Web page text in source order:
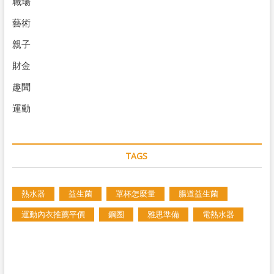
藝術
親子
財金
趣聞
運動
TAGS
熱水器 益生菌 罩杯怎麼量 腸道益生菌
運動內衣推薦平價 鋼圈 雅思準備 電熱水器